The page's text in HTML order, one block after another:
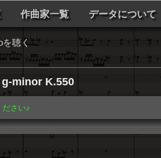
作曲家一覧 データについて
を聴く
minor K.550
さい♪